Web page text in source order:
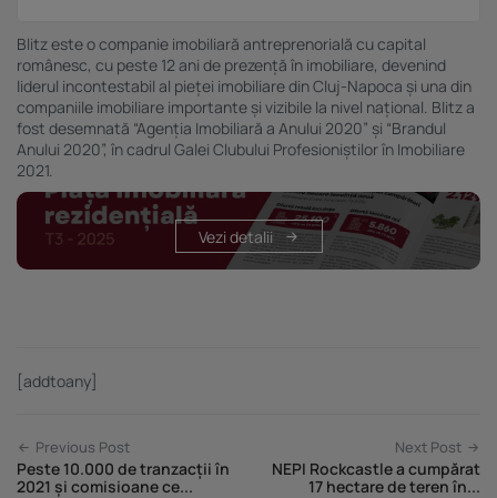
Blitz este o companie imobiliară antreprenorială cu capital
românesc, cu peste 12 ani de prezență în imobiliare, devenind
liderul incontestabil al pieței imobiliare din Cluj-Napoca și una din
companiile imobiliare importante și vizibile la nivel național. Blitz a
fost desemnată “Agenția Imobiliară a Anului 2020” și “Brandul
Anului 2020”, în cadrul Galei Clubului Profesioniștilor în Imobiliare
2021.
Vezi detalii
[addtoany]
Previous Post
Peste 10.000 de tranzacții în
2021 și comisioane ce...
Next Post
NEPI Rockcastle a cumpărat
17 hectare de teren în...